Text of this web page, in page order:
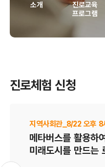
소개
진로교육
프로그램
진로체험 신청
지역사회관_8/22 오후 8
메타버스를 활용하
미래도시를 만드는